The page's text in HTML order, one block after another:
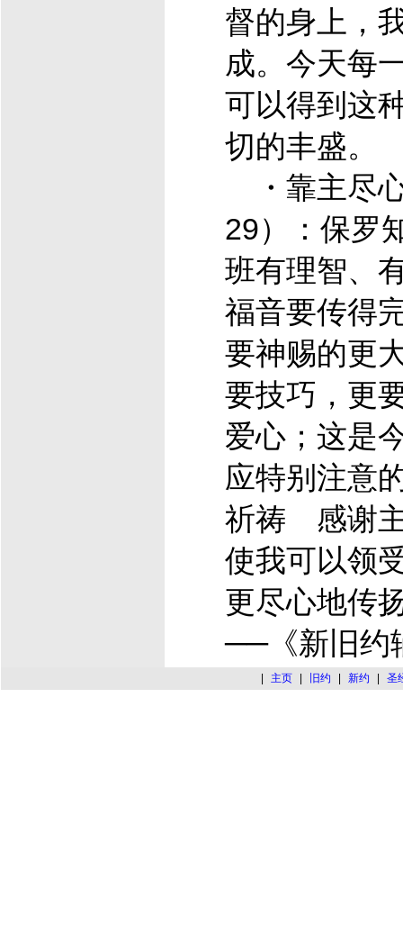
督的身上，
成。今天每
可以得到这
切的丰盛。
・靠主尽
29）：保罗
班有理智、
福音要传得
要神赐的更
要技巧，更
爱心；这是
应特别注意
祈祷 感谢
使我可以领
更尽心地传
──《新旧约
| 主页 | 旧约 | 新约 | 圣